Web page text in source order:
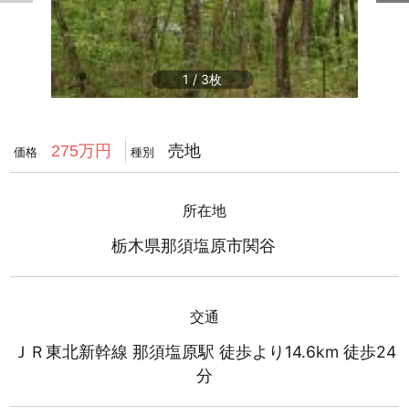
1 /3
価格 275万円 種別 売地
所在地
栃木県那須塩原市関谷
交通
ＪＲ東北新幹線 那須塩原駅 徒歩より14.6km 徒歩24
分